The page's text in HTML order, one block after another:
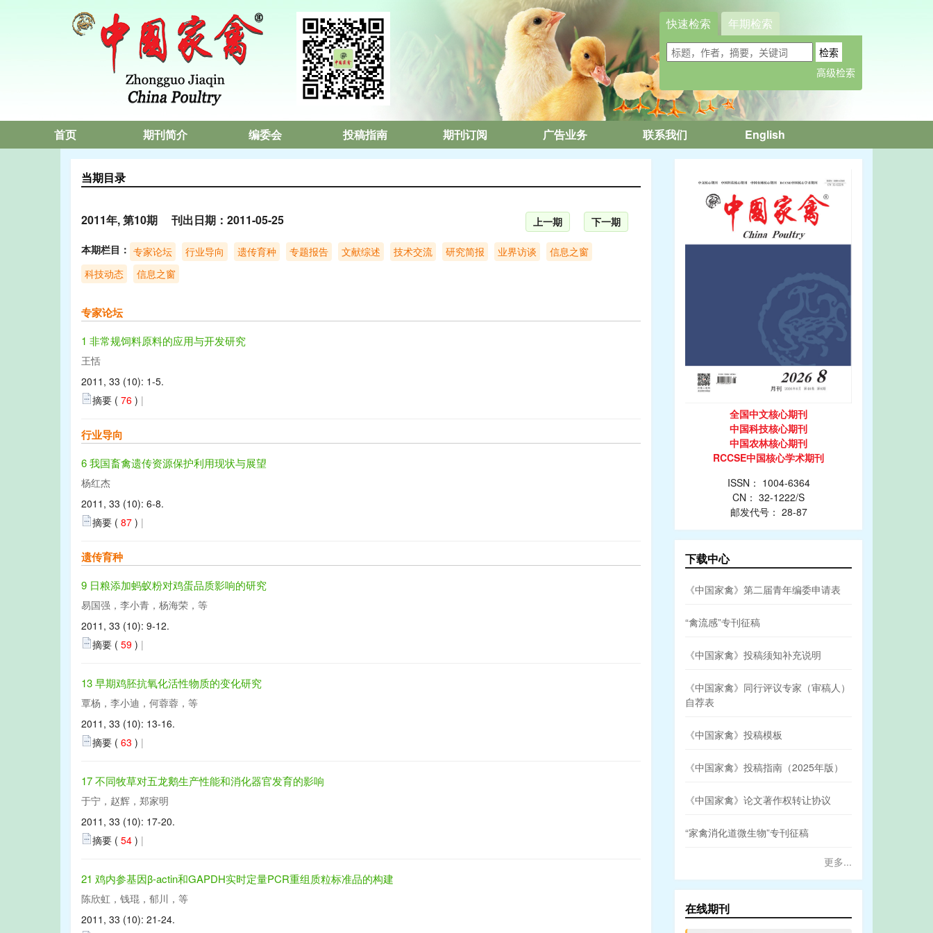
快速检索 年期检索
首页 期刊简介 编委会 投稿指南 期刊订阅 广告业务 联系我们 English
当期目录
2011年, 第10期 刊出日期：2011-05-25 上一期
下一期
本期栏目： 专家论坛 行业导向 遗传育种 专题报告 文献综述 技术交流 研究简报 业界访谈
信息之窗
科技动态
信息之窗
专家论坛
1 非常规饲料原料的应用与开发研究
王恬
2011, 33 (10): 1-5.
摘要 ( 76 ) |
行业导向
6 我国畜禽遗传资源保护利用现状与展望
杨红杰
2011, 33 (10): 6-8.
摘要 ( 87 ) |
遗传育种
9 日粮添加蚂蚁粉对鸡蛋品质影响的研究
易国强，李小青，杨海荣，等
2011, 33 (10): 9-12.
摘要 ( 59 ) |
13 早期鸡胚抗氧化活性物质的变化研究
覃杨，李小迪，何蓉蓉，等
2011, 33 (10): 13-16.
摘要 ( 63 ) |
17 不同牧草对五龙鹅生产性能和消化器官发育的影响
于宁，赵辉，郑家明
2011, 33 (10): 17-20.
摘要 ( 54 ) |
21 鸡内参基因β-actin和GAPDH实时定量PCR重组质粒标准品的构建
陈欣虹，钱琨，郁川，等
2011, 33 (10): 21-24.
全国中文核心期刊
中国科技核心期刊
中国农林核心期刊
RCCSE中国核心学术期刊
ISSN： 1004-6364
CN： 32-1222/S
邮发代号： 28-87
下载中心
《中国家禽》第二届青年编委申请表
“禽流感”专刊征稿
《中国家禽》投稿须知补充说明
《中国家禽》同行评议专家（审稿人）
自荐表
《中国家禽》投稿模板
《中国家禽》投稿指南（2025年版）
《中国家禽》论文著作权转让协议
“家禽消化道微生物”专刊征稿
更多...
在线期刊